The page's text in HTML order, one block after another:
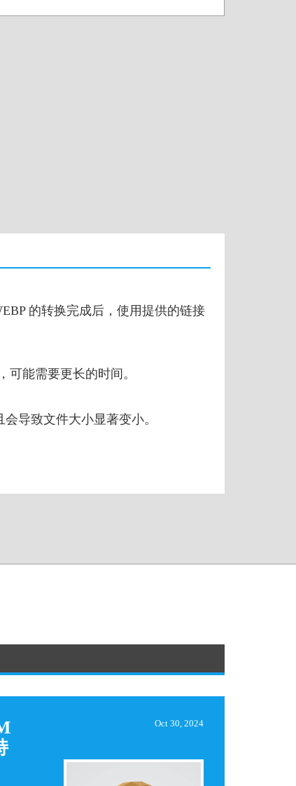
的转换完成后，使用提供的链接
可能需要更长的时间。
导致文件大小显著变小。
Oct 30, 2024